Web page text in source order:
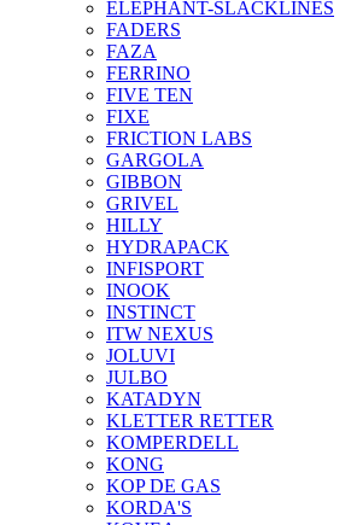
ELEPHANT-SLACKLINES
FADERS
FAZA
FERRINO
FIVE TEN
FIXE
FRICTION LABS
GARGOLA
GIBBON
GRIVEL
HILLY
HYDRAPACK
INFISPORT
INOOK
INSTINCT
ITW NEXUS
JOLUVI
JULBO
KATADYN
KLETTER RETTER
KOMPERDELL
KONG
KOP DE GAS
KORDA'S